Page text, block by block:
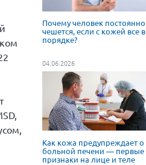
Почему человек постоянно
чешется, если с кожей все в
порядке?
04.06.2026
Как кожа предупреждает о
больной печени — первые
признаки на лице и теле